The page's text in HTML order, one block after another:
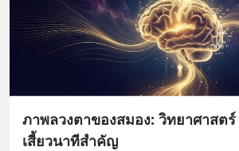
ภาพลวงตาของสมอง: วิทยาศาสต
เสี้ยวนาทีสำคัญ